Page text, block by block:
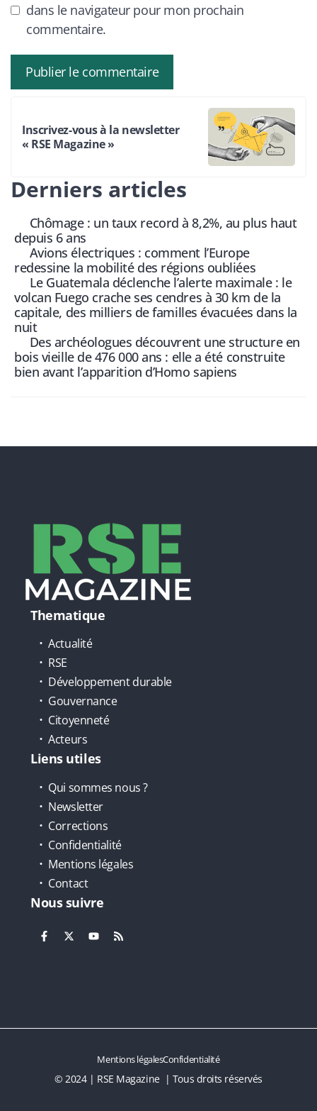
dans le navigateur pour mon prochain
commentaire.
Inscrivez-vous à la newsletter
« RSE Magazine »
Derniers articles
Chômage : un taux record à 8,2%, au plus haut
depuis 6 ans
Avions électriques : comment l’Europe
redessine la mobilité des régions oubliées
Le Guatemala déclenche l’alerte maximale : le
volcan Fuego crache ses cendres à 30 km de la
capitale, des milliers de familles évacuées dans la
nuit
Des archéologues découvrent une structure en
bois vieille de 476 000 ans : elle a été construite
bien avant l’apparition d’Homo sapiens
Thematique
Actualité
RSE
Développement durable
Gouvernance
Citoyenneté
Acteurs
Liens utiles
Qui sommes nous ?
Newsletter
Corrections
Confidentialité
Mentions légales
Contact
Nous suivre
© 2024 | RSE Magazine | Tous droits réservés
Mentions légalesConfidentialité